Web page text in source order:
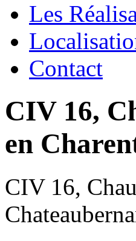
Les
Contact
CIV 16,
en
CIV 16,